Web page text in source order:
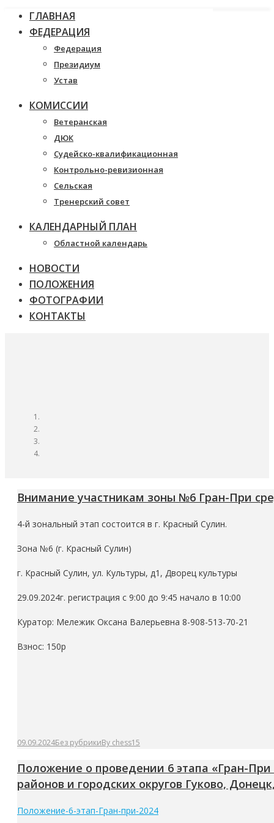
ГЛАВНАЯ
ФЕДЕРАЦИЯ
Федерация
Президиум
Устав
КОМИССИИ
Ветеранская
ДЮК
Судейско-квалификационная
Контрольно-ревизионная
Сельская
Тренерский совет
КАЛЕНДАРНЫЙ ПЛАН
Областной календарь
НОВОСТИ
ПОЛОЖЕНИЯ
ФОТОГРАФИИ
КОНТАКТЫ
Внимание участникам зоны №6 Гран-При
4-й зональный этап состоится в г. Красный Сулин.
Зона №6 (г. Красный Сулин)
г. Красный Сулин, ул. Культуры, д1, Дворец культуры
29.09.2024г. регистрация с 9:00 до 9:45 начало в 10:00
Куратор: Мележик Оксана Валерьевна 8-908-513-70-21
Взнос: 150р
09.09.2024Без рубрикиBy chess15
Положение о проведении 6 этапа «Гран-
районов и городских округов Гуково,
Положение-6-этап-Гран-при-2024